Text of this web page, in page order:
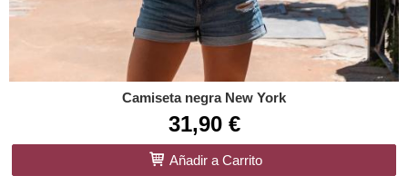
Camiseta negra New York
31,90 €
Añadir a Carrito